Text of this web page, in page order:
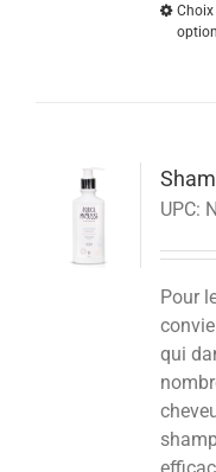
Choix
UPC:
Pour
qui